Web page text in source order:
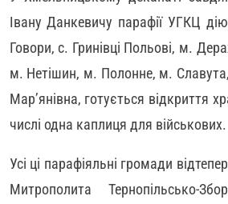
Івану Данкевичу парафії УГКЦ
Говори, с. Гринівці Польові, м.
м. Нетішин, м. Полонне, м.
Мар’янівна, готується відкриття
числі одна каплиця для військових.
Усі ці парафіяльні громади
Митрополита Тернопільсько-